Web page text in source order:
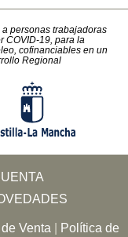
personas trabajadoras
COVID-19, para la
cofinanciables en un
Regional
Venta
Política de